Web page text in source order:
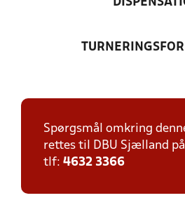
Spørgsmål omkring
rettes til DBU Sjælland på
tlf: 4632 3366